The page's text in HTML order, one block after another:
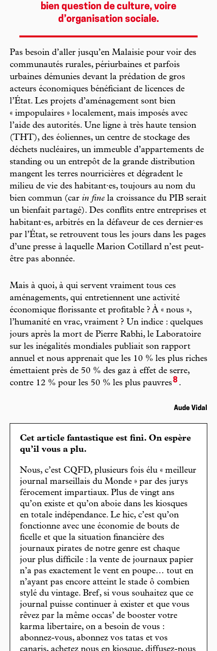
bien question de culture, voire
d’organisation sociale.
Pas besoin d’aller jusqu’en Malaisie pour voir des
communautés rurales, périurbaines et parfois
urbaines démunies devant la prédation de gros
acteurs économiques bénéficiant de licences de
l’État. Les projets d’aménagement sont bien
« impopulaires » localement, mais imposés avec
l’aide des autorités. Une ligne à très haute tension
(THT), des éoliennes, un centre de stockage des
déchets nucléaires, un immeuble d’appartements de
standing ou un entrepôt de la grande distribution
mangent les terres nourricières et dégradent le
milieu de vie des habitant·es, toujours au nom du
bien commun (car in fine la croissance du PIB serait
un bienfait partagé). Des conflits entre entreprises et
habitant·es, arbitrés en la défaveur de ces dernier·es
par l’État, se retrouvent tous les jours dans les pages
d’une presse à laquelle Marion Cotillard n’est peut-
être pas abonnée.
Mais à quoi, à qui servent vraiment tous ces
aménagements, qui entretiennent une activité
économique florissante et profitable ? À « nous »,
l’humanité en vrac, vraiment ? Un indice : quelques
jours après la mort de Pierre Rabhi, le Laboratoire
sur les inégalités mondiales publiait son rapport
annuel et nous apprenait que les 10 % les plus riches
émettaient près de 50 % des gaz à effet de serre,
contre 12 % pour les 50 % les plus pauvres8 .
Aude Vidal
Cet article fantastique est fini. On espère
qu’il vous a plu.
Nous, c’est CQFD, plusieurs fois élu « meilleur
journal marseillais du Monde » par des jurys
férocement impartiaux. Plus de vingt ans
qu’on existe et qu’on aboie dans les kiosques
en totale indépendance. Le hic, c’est qu’on
fonctionne avec une économie de bouts de
ficelle et que la situation financière des
journaux pirates de notre genre est chaque
jour plus difficile : la vente de journaux papier
n’a pas exactement le vent en poupe… tout en
n’ayant pas encore atteint le stade ô combien
stylé du vintage. Bref, si vous souhaitez que ce
journal puisse continuer à exister et que vous
rêvez par la même occas’ de booster votre
karma libertaire, on a besoin de vous :
abonnez-vous, abonnez vos tatas et vos